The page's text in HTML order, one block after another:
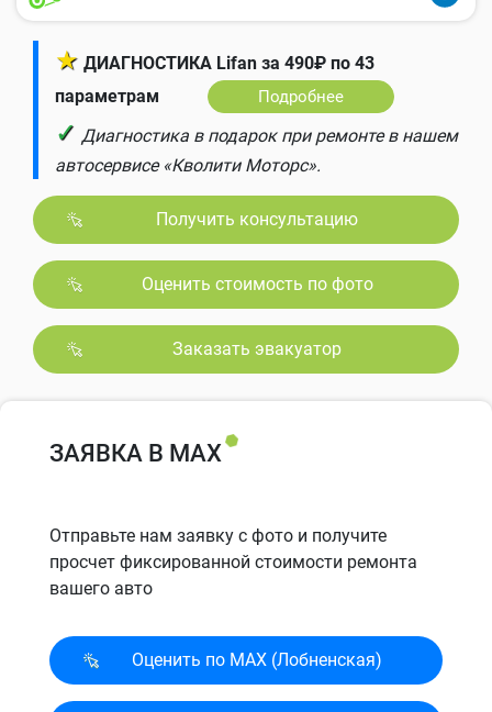
★ ДИАГНОСТИКА Lifan за 490₽ по 43
параметрам
Подробнее
✓ Диагностика в подарок при ремонте в нашем
автосервисе «Кволити Моторс».
Получить консультацию
Оценить стоимость по фото
Заказать эвакуатор
ЗАЯВКА В MAX
Отправьте нам заявку с фото и получите
просчет фиксированной стоимости ремонта
вашего авто
Оценить по MAX (Лобненская)